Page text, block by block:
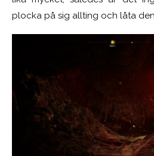
plocka på sig allting och låta